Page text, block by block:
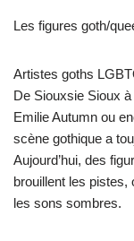
Les figures goth/
Artistes goths
De Siouxsie Sioux
Emilie Autumn ou
scène gothique a
Aujourd’hui, des
brouillent les pistes,
les sons sombres.